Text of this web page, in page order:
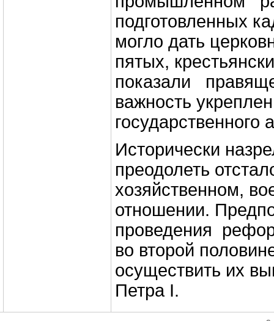
подготовленных
могло дать
пятых,
показали
важность
государственного
Исторически
преодолеть
хозяйственном,
отношении.
проведения
во второй
осуществить их
Петра I.